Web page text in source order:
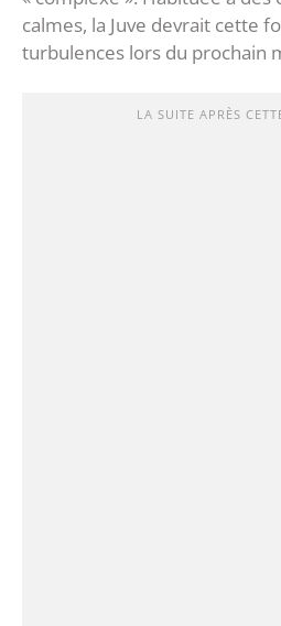
calmes, la Juve devrait cette
turbulences lors du prochain
LA SUITE APRÈS